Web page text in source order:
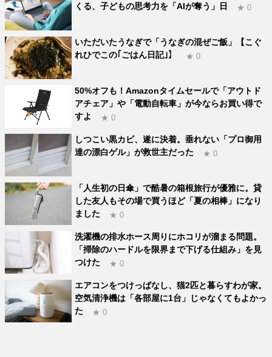
くる、子どもの思考力を「AIが奪う」日
★ 0
いただいたうなぎで「うなぎの混ぜご飯」【こぐ
れひでこの｢ごはん日記｣】
★ 0
50%オフも！Amazonタイムセールで「アウトド
アチェア」や「電動自転車」が今ならお買い得で
すよ
★ 0
しつこい黒カビ、遂に決着。垂れない「プロ御用
達の漂白ゲル」が救世主だった
★ 0
「人生初の日傘」で酷暑の箱根旅行が優雅に。貸
した友人もその場で買うほど「夏の相棒」になり
ました
★ 0
洗濯機の排水ホース周りにホコリが溜まる問題。
「掃除のハードルを限界まで下げる仕組み」を見
つけた
★ 0
エアコンをつけっぱなし、猫2匹と暮らすわが家。
空気清浄機は「各部屋に1台」じゃなくてもよかっ
た
★ 0